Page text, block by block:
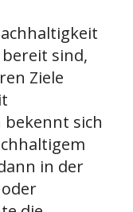
sind,
Ziele
sich
in der